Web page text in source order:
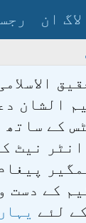
لاگ ان
الشان
کے ساتھ
نیٹ
کے دست
لئے